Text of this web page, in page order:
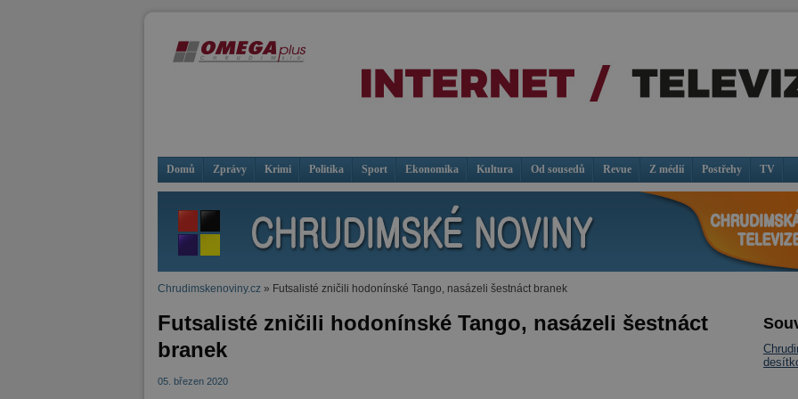
Domů Zprávy Krimi Politika Sport Ekonomika Kultura Od sousedů Revue Z médií Postřehy TV
Chrudimskenoviny.cz » Futsalisté zničili hodonínské Tango, nasázeli šestnáct branek
Futsalisté zničili hodonínské Tango, nasázeli šestnáct
branek
05. březen 2020